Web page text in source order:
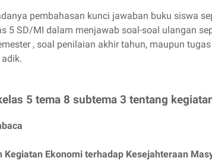
pembahasan kunci jawaban buku siswa
5 SD/MI dalam menjawab soal-soal ulangan
, soal penilaian akhir tahun, maupun
5 tema 8 subtema 3 tentang
Kegiatan Ekonomi terhadap Kesejahteraan